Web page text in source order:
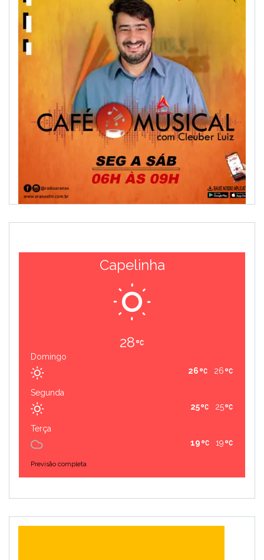
Capelinha
28
Domingo
26
26
Segunda
25
25
Terça
19
19
Previsão completa